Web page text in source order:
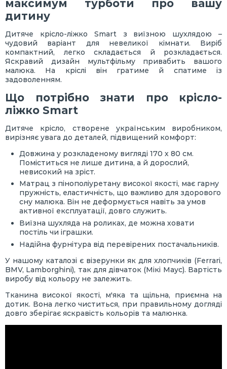
максимум турботи про вашу
дитину
Дитяче крісло-ліжко Smart з виїзною шухлядою –
чудовий варіант для невеликої кімнати. Виріб
компактний, легко складається й розкладається.
Яскравий дизайн мультфільму привабить вашого
малюка. На кріслі він гратиме й спатиме із
задоволенням.
Що потрібно знати про крісло-
ліжко Smart
Дитяче крісло, створене українським виробником,
вирізняє увага до деталей, підвищений комфорт:
Довжина у розкладеному вигляді 170 х 80 см.
Поміститься не лише дитина, а й дорослий,
невисокий на зріст.
Матрац з пінополіуретану високої якості, має гарну
пружність, еластичність, що важливо для здорового
сну малюка. Він не деформується навіть за умов
активної експлуатації, довго служить.
Виїзна шухляда на роликах, де можна ховати
постіль чи іграшки.
Надійна фурнітура від перевірених постачальників.
У нашому каталозі є візерунки як для хлопчиків (Ferrari,
BMV, Lamborghini), так для дівчаток (Мікі Маус). Вартість
виробу від кольору не залежить.
Тканина високої якості, м'яка та щільна, приємна на
дотик. Вона легко чиститься, при правильному догляді
довго зберігає яскравість кольорів та малюнка.